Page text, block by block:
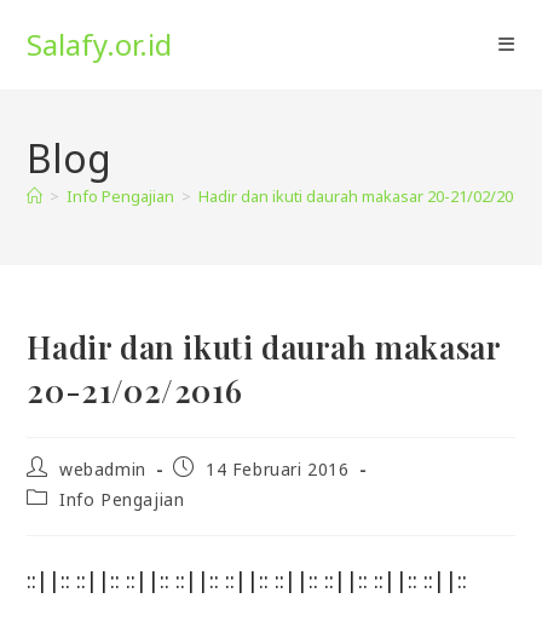
Salafy.or.id
Blog
> Info Pengajian > Hadir dan ikuti daurah makasar 20-21/02/2016
Hadir dan ikuti daurah makasar
20-21/02/2016
Post
author:
webadmin
Post14 Februari 2016
PostInfo Pengajian
::||:: ::||:: ::||:: ::||:: ::||:: ::||:: ::||:: ::||:: ::||::